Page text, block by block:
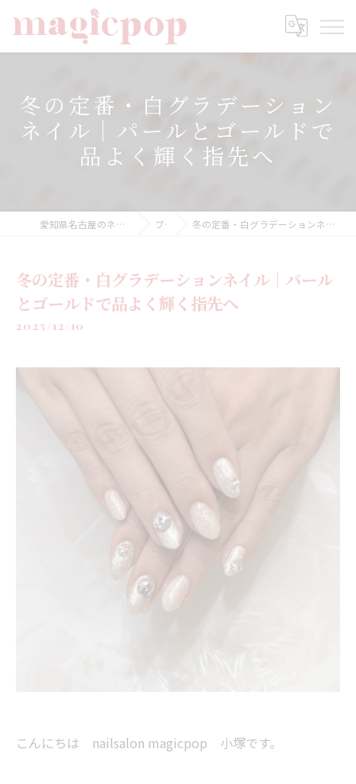
冬の定番・白グラデーション
ネイル｜パールとゴールドで
品よく輝く指先へ
愛知県名古屋のネイルならnailsalon magicpop ブログ 冬の定番・白グラデーションネイル｜パールとゴールドで品よく輝く指先へ
冬の定番・白グラデーションネイル｜パール
とゴールドで品よく輝く指先へ
2025/12/10
こんにちは nailsalon magicpop 小塚です。